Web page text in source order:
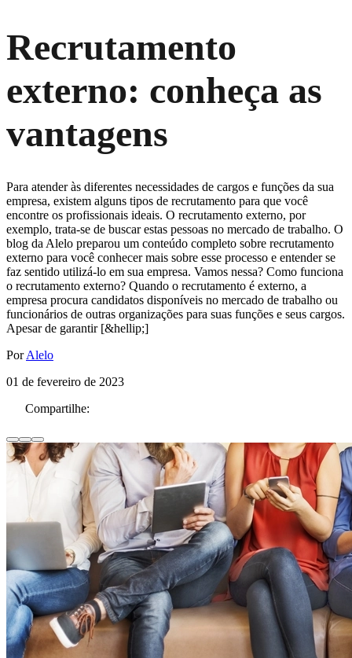
Recrutamento
externo: conheça as
vantagens
Para atender às diferentes necessidades de cargos e funções da sua
empresa, existem alguns tipos de recrutamento para que você
encontre os profissionais ideais. O recrutamento externo, por
exemplo, trata-se de buscar estas pessoas no mercado de trabalho. O
blog da Alelo preparou um conteúdo completo sobre recrutamento
externo para você conhecer mais sobre esse processo e entender se
faz sentido utilizá-lo em sua empresa. Vamos nessa? Como funciona
o recrutamento externo? Quando o recrutamento é externo, a
empresa procura candidatos disponíveis no mercado de trabalho ou
funcionários de outras organizações para suas funções e seus cargos.
Apesar de garantir [&hellip;]
PorAlelo
01 de fevereiro de 2023
Compartilhe: